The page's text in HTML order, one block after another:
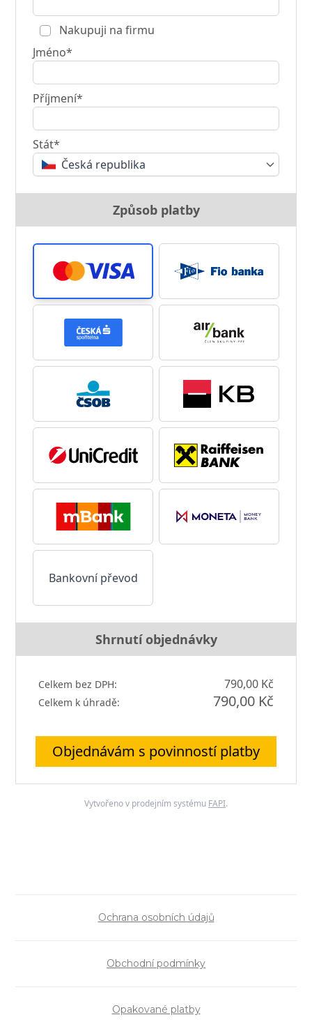
Nakupuji na firmu
Jméno*
Příjmení*
Stát*
Česká republika
Způsob platby
Bankovní převod
Shrnutí objednávky
Celkem bez DPH: 790,00 Kč
Celkem k úhradě: 790,00 Kč
Objednávám s povinností platby
Vytvořeno v prodejním systému FAPI.
Ochrana osobních údajů
Obchodní podmínky
Opakované platby